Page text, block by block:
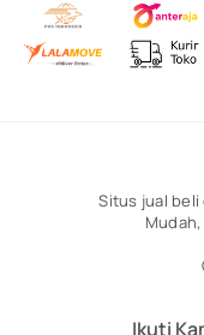
Situs jual beli
Ikuti